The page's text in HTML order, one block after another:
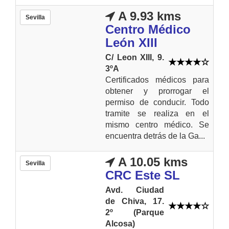
Sevilla
A 9.93 kms
Centro Médico
León XIII
C/ Leon XIII, 9.
3ºA
Certificados médicos para
obtener y prorrogar el
permiso de conducir. Todo
tramite se realiza en el
mismo centro médico. Se
encuentra detrás de la Ga...
Sevilla
A 10.05 kms
CRC Este SL
Avd. Ciudad
de Chiva, 17.
2º (Parque
Alcosa)